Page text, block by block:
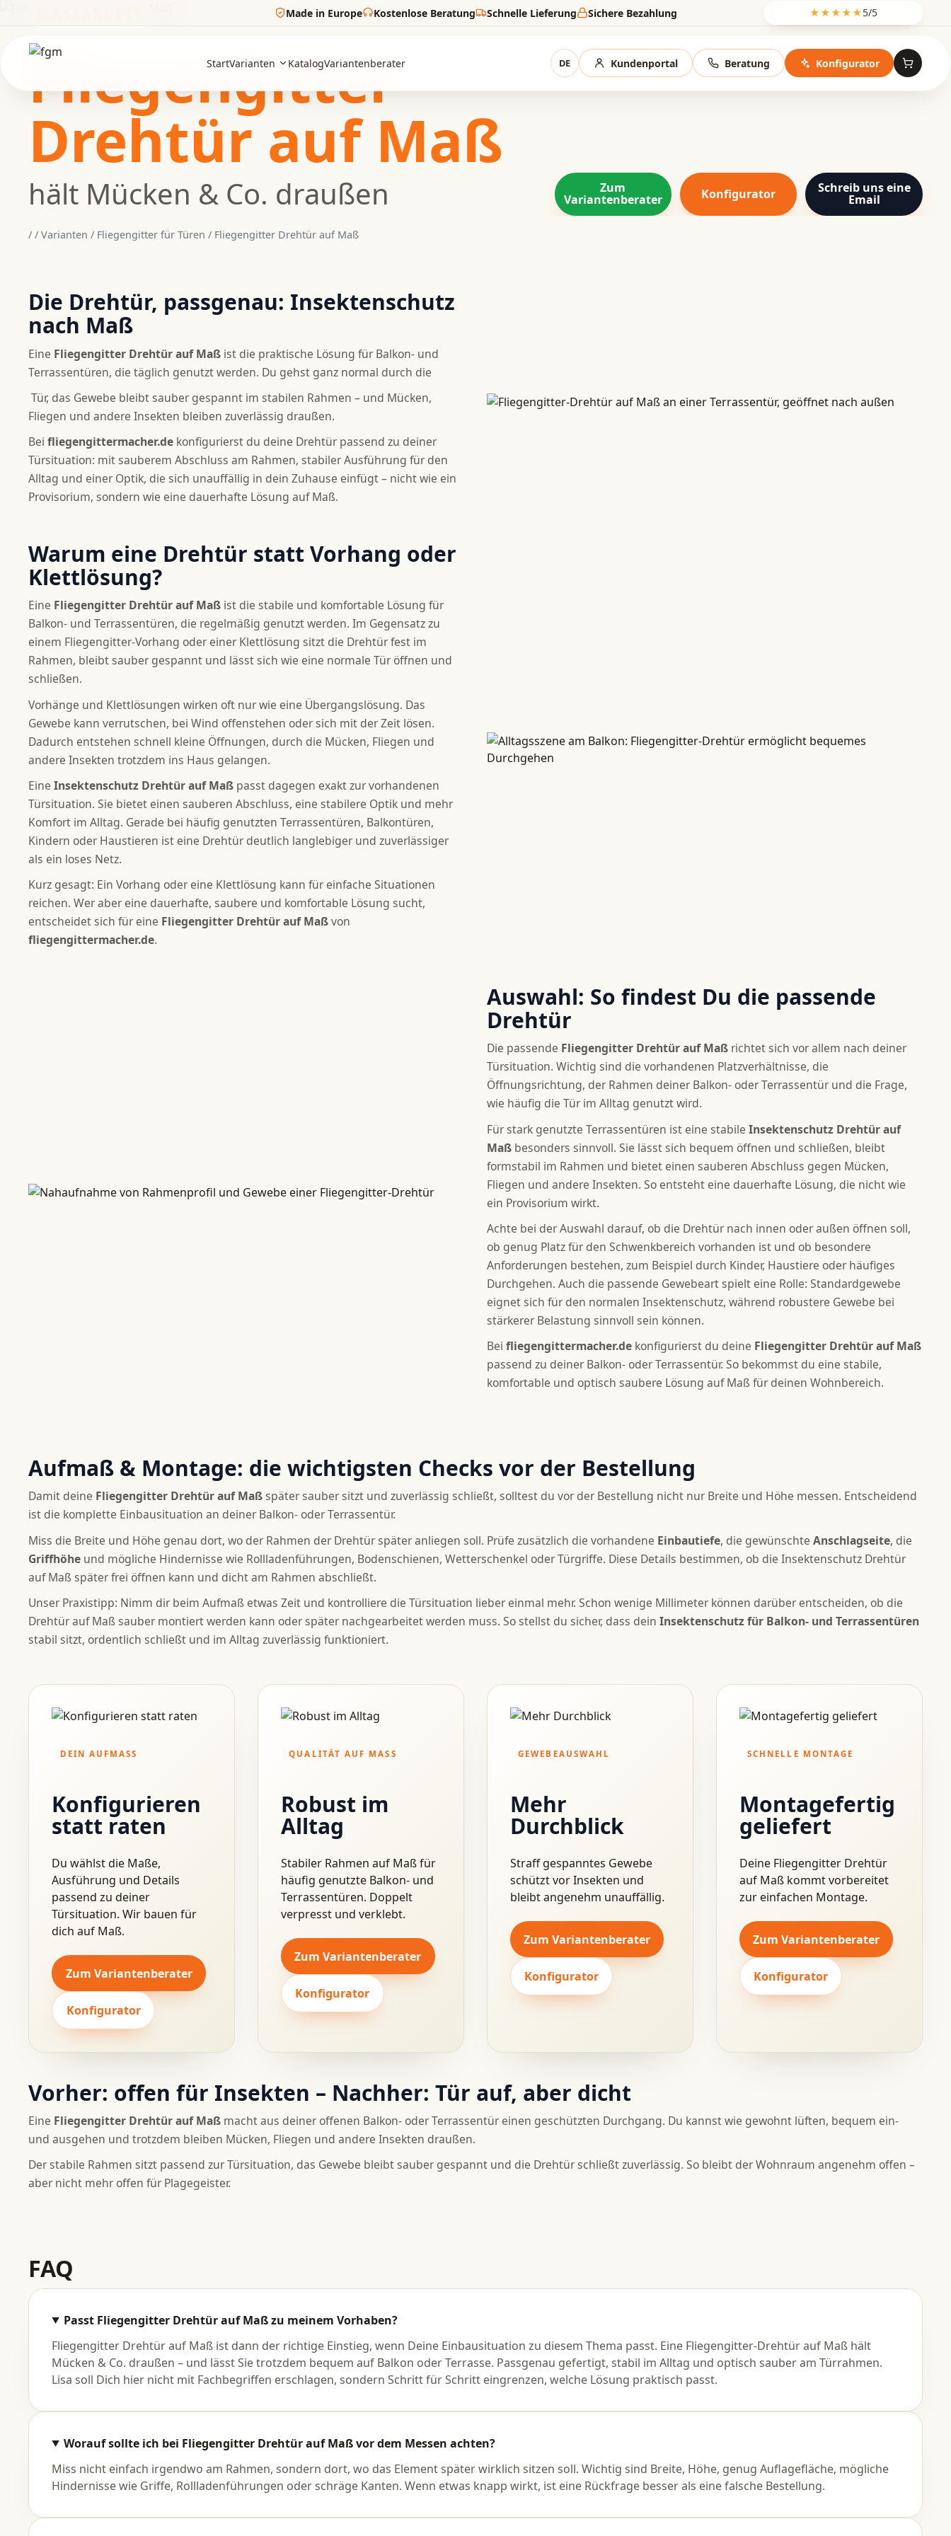
Made in Europe Kostenlose Beratung Schnelle Lieferung Sichere Bezahlung ★★★★★5/5
StartVarianten KatalogVariantenberater DE Kundenportal Beratung Konfigurator
Fliegengitter
Drehtür auf Maß
hält Mücken & Co. draußen Zum
Variantenberater Konfigurator Schreib uns eine
Email
/ /Varianten / Fliegengitter für Türen / Fliegengitter Drehtür auf Maß
Die Drehtür, passgenau: Insektenschutz
nach Maß
Eine Fliegengitter Drehtür auf Maß ist die praktische Lösung für Balkon- und
Terrassentüren, die täglich genutzt werden. Du gehst ganz normal durch die
Tür, das Gewebe bleibt sauber gespannt im stabilen Rahmen – und Mücken,
Fliegen und andere Insekten bleiben zuverlässig draußen.
Beifliegengittermacher.de konfigurierst du deine Drehtür passend zu deiner
Türsituation: mit sauberem Abschluss am Rahmen, stabiler Ausführung für den
Alltag und einer Optik, die sich unauffällig in dein Zuhause einfügt – nicht wie ein
Provisorium, sondern wie eine dauerhafte Lösung auf Maß.
Warum eine Drehtür statt Vorhang oder
Klettlösung?
Eine Fliegengitter Drehtür auf Maß ist die stabile und komfortable Lösung für
Balkon- und Terrassentüren, die regelmäßig genutzt werden. Im Gegensatz zu
einem Fliegengitter-Vorhang oder einer Klettlösung sitzt die Drehtür fest im
Rahmen, bleibt sauber gespannt und lässt sich wie eine normale Tür öffnen und
schließen.
Vorhänge und Klettlösungen wirken oft nur wie eine Übergangslösung. Das
Gewebe kann verrutschen, bei Wind offenstehen oder sich mit der Zeit lösen.
Dadurch entstehen schnell kleine Öffnungen, durch die Mücken, Fliegen und
andere Insekten trotzdem ins Haus gelangen.
EineInsektenschutz Drehtür auf Maß passt dagegen exakt zur vorhandenen
Türsituation. Sie bietet einen sauberen Abschluss, eine stabilere Optik und mehr
Komfort im Alltag. Gerade bei häufig genutzten Terrassentüren, Balkontüren,
Kindern oder Haustieren ist eine Drehtür deutlich langlebiger und zuverlässiger
als ein loses Netz.
Kurz gesagt: Ein Vorhang oder eine Klettlösung kann für einfache Situationen
reichen. Wer aber eine dauerhafte, saubere und komfortable Lösung sucht,
entscheidet sich für eine Fliegengitter Drehtür auf Maßvon
fliegengittermacher.de.
Auswahl: So findest Du die passende
Drehtür
Die passende Fliegengitter Drehtür auf Maß richtet sich vor allem nach deiner
Türsituation. Wichtig sind die vorhandenen Platzverhältnisse, die
Öffnungsrichtung, der Rahmen deiner Balkon- oder Terrassentür und die Frage,
wie häufig die Tür im Alltag genutzt wird.
Für stark genutzte Terrassentüren ist eine stabile Insektenschutz Drehtür auf
Maß besonders sinnvoll. Sie lässt sich bequem öffnen und schließen, bleibt
formstabil im Rahmen und bietet einen sauberen Abschluss gegen Mücken,
Fliegen und andere Insekten. So entsteht eine dauerhafte Lösung, die nicht wie
ein Provisorium wirkt.
Achte bei der Auswahl darauf, ob die Drehtür nach innen oder außen öffnen soll,
ob genug Platz für den Schwenkbereich vorhanden ist und ob besondere
Anforderungen bestehen, zum Beispiel durch Kinder, Haustiere oder häufiges
Durchgehen. Auch die passende Gewebeart spielt eine Rolle: Standardgewebe
eignet sich für den normalen Insektenschutz, während robustere Gewebe bei
stärkerer Belastung sinnvoll sein können.
Bei fliegengittermacher.de konfigurierst du deine Fliegengitter Drehtür auf Maß
passend zu deiner Balkon- oder Terrassentür. So bekommst du eine stabile,
komfortable und optisch saubere Lösung auf Maß für deinen Wohnbereich.
PASSGENAUE FLIEGENGITTERTÜREN
Fliegengitter
Drehtür auf Maß
Zum Variantenberater Konfigurator
Aufmaß & Montage: die wichtigsten Checks vor der Bestellung
Damit deine Fliegengitter Drehtür auf Maßspäter sauber sitzt und zuverlässig schließt, solltest du vor der Bestellung nicht nur Breite und Höhe messen. Entscheidend
ist die komplette Einbausituation an deiner Balkon- oder Terrassentür.
Miss die Breite und Höhe genau dort, wo der Rahmen der Drehtür später anliegen soll. Prüfe zusätzlich die vorhandene Einbautiefe, die gewünschteAnschlagseite, die
Griffhöhe und mögliche Hindernisse wie Rollladenführungen, Bodenschienen, Wetterschenkel oder Türgriffe. Diese Details bestimmen, ob die Insektenschutz Drehtür
auf Maß später frei öffnen kann und dicht am Rahmen abschließt.
Unser Praxistipp: Nimm dir beim Aufmaß etwas Zeit und kontrolliere die Türsituation lieber einmal mehr. Schon wenige Millimeter können darüber entscheiden, ob die
Drehtür auf Maß sauber montiert werden kann oder später nachgearbeitet werden muss. So stellst du sicher, dass deinInsektenschutz für Balkon- und Terrassentüren
stabil sitzt, ordentlich schließt und im Alltag zuverlässig funktioniert.
DEIN AUFMASS
Konfigurieren
statt raten
Du wählst die Maße,
Ausführung und Details
passend zu deiner
Türsituation. Wir bauen für
dich auf Maß.
Zum Variantenberater
Konfigurator
QUALITÄT AUF MASS
Robust im
Alltag
Stabiler Rahmen auf Maß für
häufig genutzte Balkon- und
Terrassentüren. Doppelt
verpresst und verklebt.
Zum Variantenberater
Konfigurator
GEWEBEAUSWAHL
Mehr
Durchblick
Straff gespanntes Gewebe
schützt vor Insekten und
bleibt angenehm unauffällig.
Zum Variantenberater
Konfigurator
SCHNELLE MONTAGE
Montagefertig
geliefert
Deine Fliegengitter Drehtür
auf Maß kommt vorbereitet
zur einfachen Montage.
Zum Variantenberater
Konfigurator
Vorher: offen für Insekten – Nachher: Tür auf, aber dicht
Eine Fliegengitter Drehtür auf Maß macht aus deiner offenen Balkon- oder Terrassentür einen geschützten Durchgang. Du kannst wie gewohnt lüften, bequem ein-
und ausgehen und trotzdem bleiben Mücken, Fliegen und andere Insekten draußen.
Der stabile Rahmen sitzt passend zur Türsituation, das Gewebe bleibt sauber gespannt und die Drehtür schließt zuverlässig. So bleibt der Wohnraum angenehm offen –
aber nicht mehr offen für Plagegeister.
TSCHÜSS PLAGEGEISTER
Fliegengitter
macht der
Fliegengittermacher!
Insektenschutz auf Maß – passend für
FAQ
Passt Fliegengitter Drehtür auf Maß zu meinem Vorhaben?
Fliegengitter Drehtür auf Maß ist dann der richtige Einstieg, wenn Deine Einbausituation zu diesem Thema passt. Eine Fliegengitter-Drehtür auf Maß hält
Mücken & Co. draußen – und lässt Sie trotzdem bequem auf Balkon oder Terrasse. Passgenau gefertigt, stabil im Alltag und optisch sauber am Türrahmen.
Lisa soll Dich hier nicht mit Fachbegriffen erschlagen, sondern Schritt für Schritt eingrenzen, welche Lösung praktisch passt.
Worauf sollte ich bei Fliegengitter Drehtür auf Maß vor dem Messen achten?
Miss nicht einfach irgendwo am Rahmen, sondern dort, wo das Element später wirklich sitzen soll. Wichtig sind Breite, Höhe, genug Auflagefläche, mögliche
Hindernisse wie Griffe, Rollladenführungen oder schräge Kanten. Wenn etwas knapp wirkt, ist eine Rückfrage besser als eine falsche Bestellung.